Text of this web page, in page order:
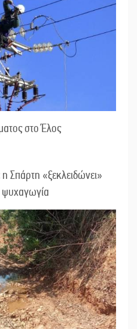
στο Έλος
Σπάρτη «ξεκλειδώνει»